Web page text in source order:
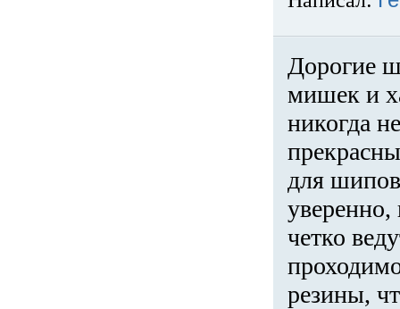
Дорогие
мишек и
никогда
для
четко
резины,